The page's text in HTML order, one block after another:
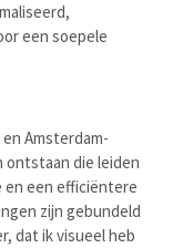
een soepele
Amsterdam-
ontstaan die leiden
en een efficiëntere
zijn gebundeld
dat ik visueel heb